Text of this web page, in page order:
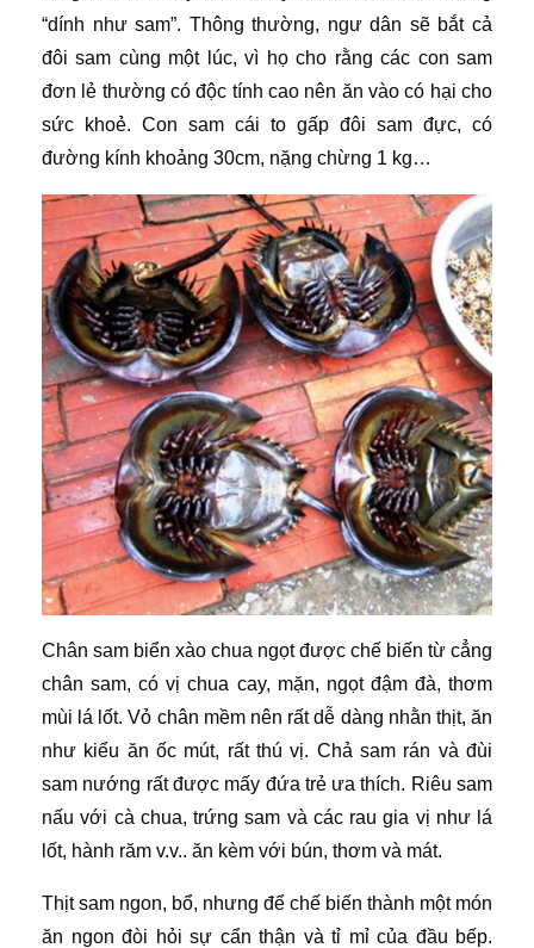
“dính như sam”. Thông thường, ngư dân sẽ bắt cả
đôi sam cùng một lúc, vì họ cho rằng các con sam
đơn lẻ thường có độc tính cao nên ăn vào có hại cho
sức khoẻ. Con sam cái to gấp đôi sam đực, có
đường kính khoảng 30cm, nặng chừng 1 kg…
Chân sam biển xào chua ngọt được chế biến từ cẳng
chân sam, có vị chua cay, mặn, ngọt đậm đà, thơm
mùi lá lốt. Vỏ chân mềm nên rất dễ dàng nhằn thịt, ăn
như kiểu ăn ốc mút, rất thú vị. Chả sam rán và đùi
sam nướng rất được mấy đứa trẻ ưa thích. Riêu sam
nấu với cà chua, trứng sam và các rau gia vị như lá
lốt, hành răm v.v.. ăn kèm với bún, thơm và mát.
Thịt sam ngon, bổ, nhưng để chế biến thành một món
ăn ngon đòi hỏi sự cẩn thận và tỉ mỉ của đầu bếp.